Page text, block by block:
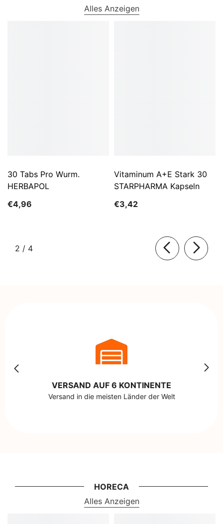
Alles Anzeigen
30 Tabs Pro Wurm.
HERBAPOL
€4,96
Vitaminum A+E Stark 30
STARPHARMA Kapseln
€3,42
2 / von
4
VERSAND AUF 6 KONTINENTE
Versand in die meisten Länder der Welt
HORECA
Alles Anzeigen